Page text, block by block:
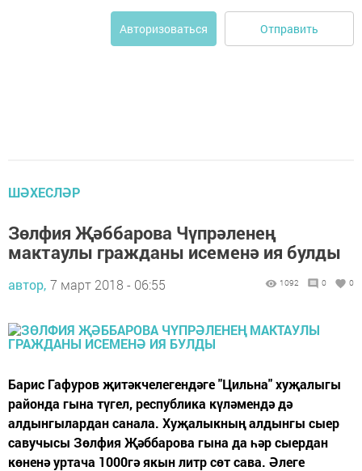
Авторизоваться Отправить
ШӘХЕСЛӘР
Зөлфия Җәббарова Чүпрәленең
мактаулы гражданы исеменә ия булды
автор, 7 март 2018 - 06:55 1092 0 0
Барис Гафуров җитәкчелегендәге "Цильна" хуҗалыгы
районда гына түгел, республика күләмендә дә
алдынгылардан санала. Хуҗалыкның алдынгы сыер
савучысы Зөлфия Җәббарова гына да һәр сыердан
көненә уртача 1000гә якын литр сөт сава. Әлеге